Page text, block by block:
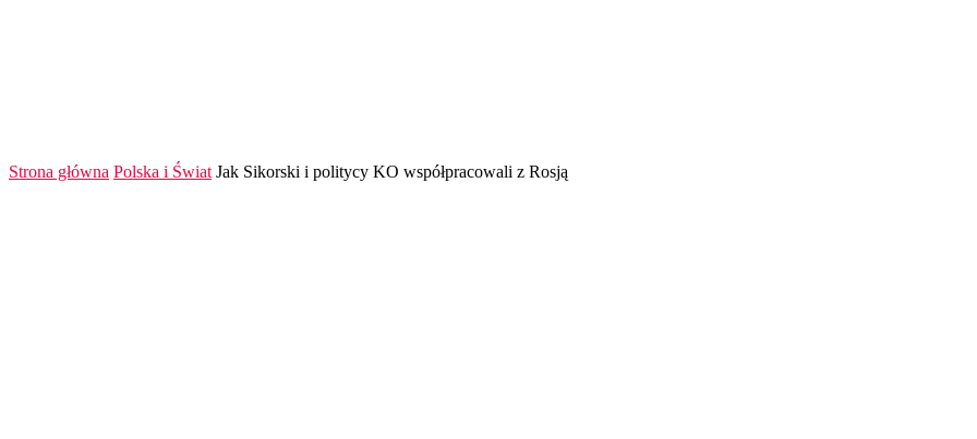
Strona główna Polska i Świat Jak Sikorski i politycy KO współpracowali z Rosją